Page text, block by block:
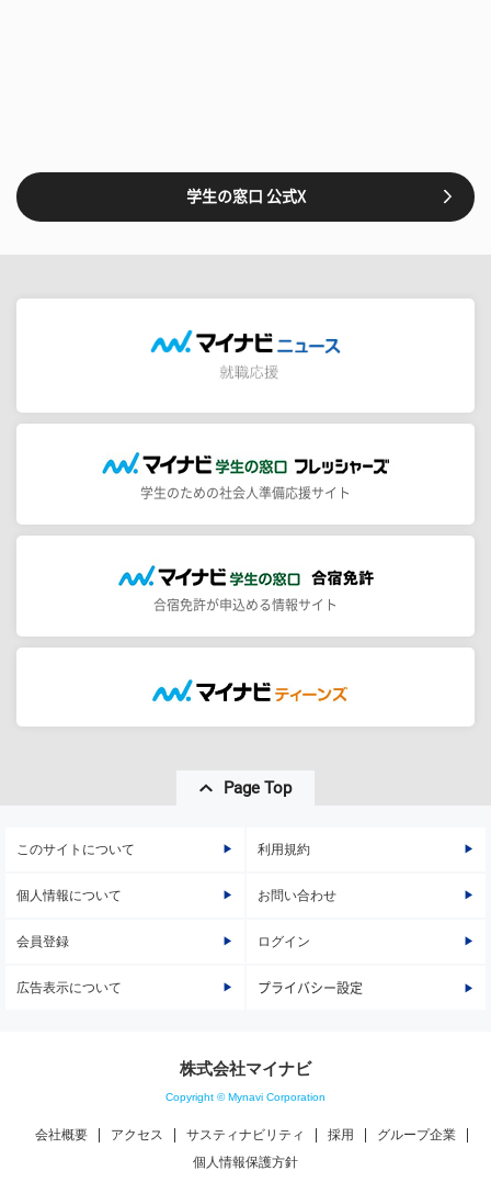
学生の窓口 公式X
学生のための社会人準備応援サイト
合宿免許が申込める情報サイト
Page Top
このサイトについて 利用規約
個人情報について お問い合わせ
会員登録 ログイン
広告表示について プライバシー設定
株式会社マイナビ
Copyright © Mynavi Corporation
会社概要 アクセス サスティナビリティ 採用
グループ企業
個人情報保護方針